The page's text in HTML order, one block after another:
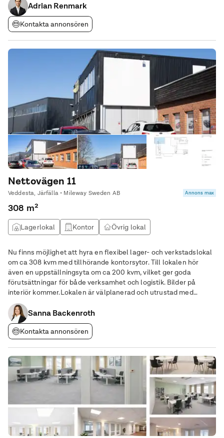
administrativa och operativa delar.
Adrian Renmark
Kontakta annonsören
Nettovägen 11
Veddesta, Järfälla • Mileway Sweden AB Annons max
308 m²
Lagerlokal Kontor Övrig lokal
Nu finns möjlighet att hyra en flexibel lager- och verkstadslokal
om ca 308 kvm med tillhörande kontorsytor. Till lokalen hör
även en uppställningsyta om ca 200 kvm, vilket ger goda
förutsättningar för både verksamhet och logistik. Bilder på
interiör kommer.Lokalen är välplanerad och utrustad med
faciliteter som WC, pentry samt mötesrum/kontor. Den separata
kontorsdelen skapar en tydlig
Sanna Backenroth
Kontakta annonsören